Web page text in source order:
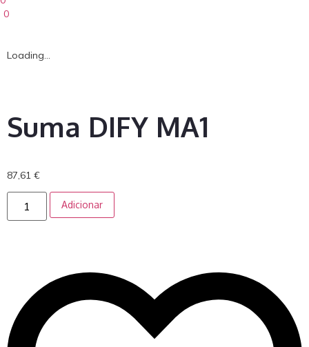
0
Loading...
Suma DIFY MA1
87,61 €
Adicionar